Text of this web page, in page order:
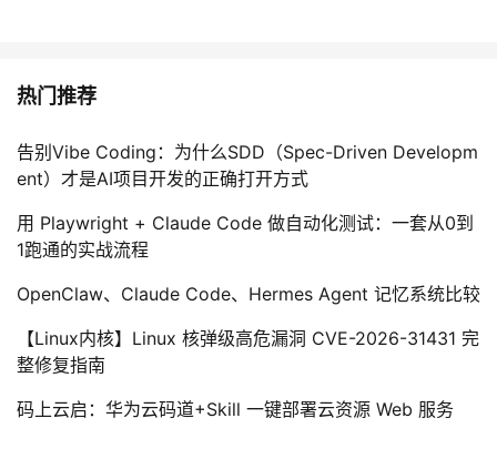
热门推荐
告别Vibe Coding：为什么SDD（Spec-Driven Developm
ent）才是AI项目开发的正确打开方式
用 Playwright + Claude Code 做自动化测试：一套从0到
1跑通的实战流程
OpenClaw、Claude Code、Hermes Agent 记忆系统比较
【Linux内核】Linux 核弹级高危漏洞 CVE-2026-31431 完
整修复指南
码上云启：华为云码道+Skill 一键部署云资源 Web 服务